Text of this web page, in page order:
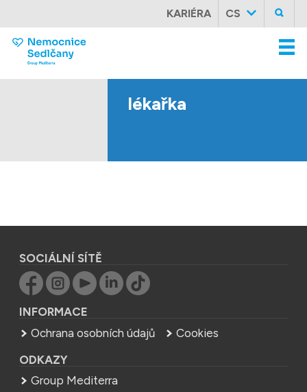
KARIÉRA CS
lékařka
SOCIÁLNÍ SÍTĚ
INFORMACE
Ochrana osobních údajů
Cookies
ODKAZY
Group Mediterra